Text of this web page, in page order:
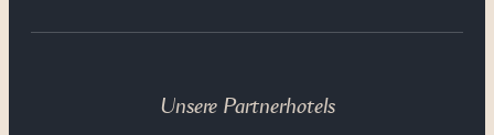
Unsere Partnerhotels